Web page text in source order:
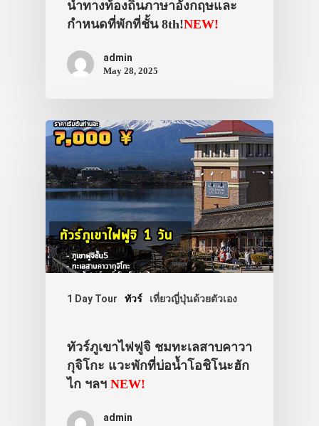
นำทางท้องถิ่นภาษาอังกฤษและ
กำหนดที่พักที่ชั้น 8th!NEW!
admin
May 28, 2025
1 Day Tour ทัวร์ เที่ยวญี่ปุ่นด้วยตัวเอง
ทัวร์ภูเขาไฟฟูจิ ชมทะเลสาบคาวา
กุจิโกะ แวะพักที่บ่อน้ำโอชิโนะฮัก
ไก ฯลฯ NEW!
admin